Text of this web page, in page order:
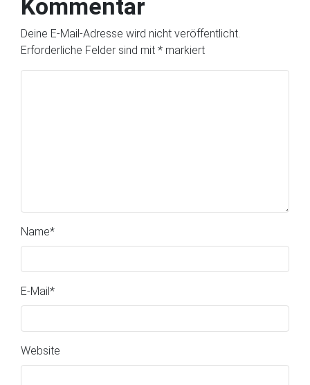
Kommentar
Deine E-Mail-Adresse wird nicht veröffentlicht.
Erforderliche Felder sind mit * markiert
Name*
E-Mail*
Website